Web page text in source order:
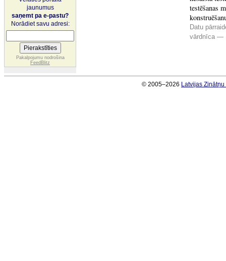
jaunumus
saņemt pa e-pastu?
Norādiet savu adresi:
Pakalpojumu nodrošina
FeedBlitz
testēšanas
Datu
vārdnīca —
© 2005–2026 Latvijas